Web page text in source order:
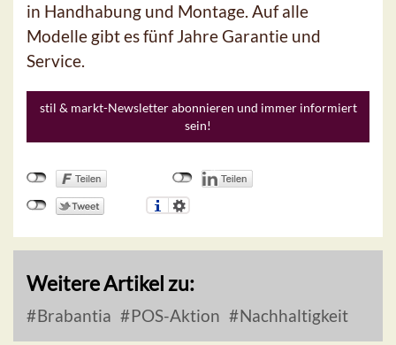
in Handhabung und Montage. Auf alle
Modelle gibt es fünf Jahre Garantie und
Service.
stil & markt-Newsletter abonnieren und immer informiert
sein!
Weitere Artikel zu:
Brabantia POS-Aktion Nachhaltigkeit